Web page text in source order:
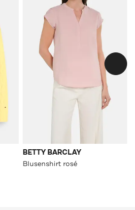
BETTY BARCLAY
Blusenshirt rosé